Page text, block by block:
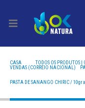
CASA
TODOS OS PRODUTOS |
VENDAS (CORREIO NACIONAL)
PASTA DE SANANGO CHIRIC /